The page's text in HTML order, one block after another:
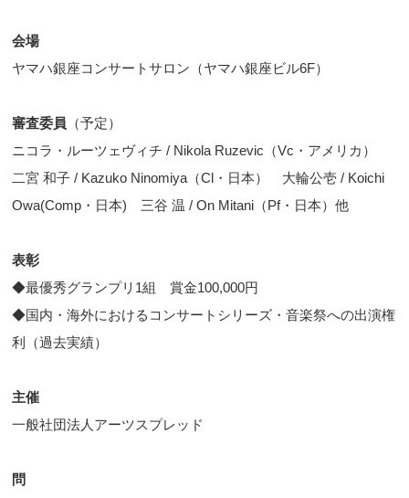
会場
ヤマハ銀座コンサートサロン（ヤマハ銀座ビル6F）
審査委員 （予定）
ニコラ・ルーツェヴィチ / Nikola Ruzevic（Vc・アメリカ）
二宮 和子 / Kazuko Ninomiya（Cl・日本） 大輪公壱 / Koichi
Owa(Comp・日本) 三谷 温 / On Mitani（Pf・日本）他
表彰
◆最優秀グランプリ1組 賞金100,000円
◆国内・海外におけるコンサートシリーズ・音楽祭への出演権
利（過去実績）
主催
一般社団法人アーツスプレッド
問